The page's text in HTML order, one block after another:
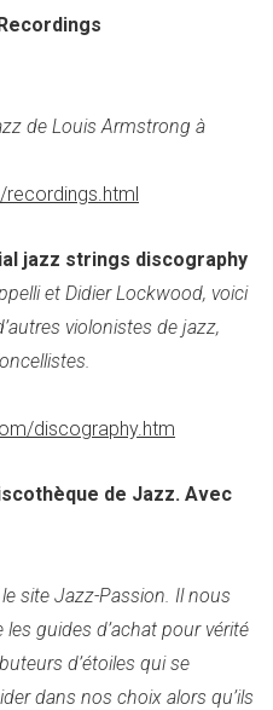
de Louis Armstrong à
jazz strings discography
et Didier Lockwood, voici
violonistes de jazz,
discography.htm
de Jazz. Avec
site Jazz-Passion. Il nous
guides d’achat pour vérité
d’étoiles qui se
dans nos choix alors qu’ils